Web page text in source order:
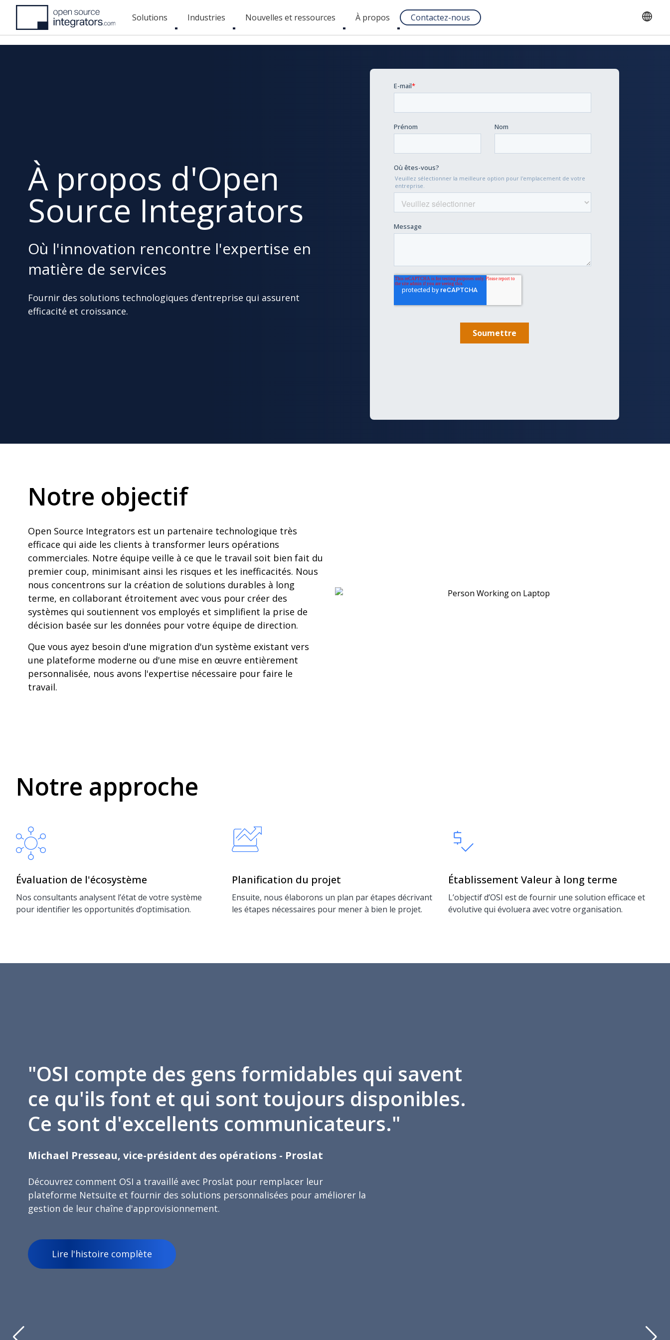
Aller
contenu
English
Español
Portuguese
Solutions
Toggle
submenu
Industries
Toggle
submenu
Nouvelles et ressources
Toggle
submenu
À propos
Toggle
submenu
Contactez-nous
À propos d'Open
Source Integrators
Où l'innovation rencontre l'expertise en
matière de services
Fournir des solutions technologiques d’entreprise qui assurent
efficacité et croissance.
Notre objectif
Open Source Integrators est un partenaire technologique très
efficace qui aide les clients à transformer leurs opérations
commerciales. Notre équipe veille à ce que le travail soit bien fait du
premier coup, minimisant ainsi les risques et les inefficacités. Nous
nous concentrons sur la création de solutions durables à long
terme, en collaborant étroitement avec vous pour créer des
systèmes qui soutiennent vos employés et simplifient la prise de
décision basée sur les données pour votre équipe de direction.
Que vous ayez besoin d'une migration d'un système existant vers
une plateforme moderne ou d'une mise en œuvre entièrement
personnalisée, nous avons l'expertise nécessaire pour faire le
travail.
Notre approche
Évaluation de l'écosystème
Nos consultants analysent l’état de votre système
pour identifier les opportunités d’optimisation.
Planification du projet
Ensuite, nous élaborons un plan par étapes décrivant
les étapes nécessaires pour mener à bien le projet.
Établissement Valeur à long terme
L’objectif d’OSI est de fournir une solution efficace et
évolutive qui évoluera avec votre organisation.
"OSI compte des gens formidables qui savent
ce qu'ils font et qui sont toujours disponibles.
Ce sont d'excellents communicateurs."
Michael Presseau, vice-président des opérations - Proslat
Découvrez comment OSI a travaillé avec Proslat pour remplacer leur
plateforme Netsuite et fournir des solutions personnalisées pour améliorer la
gestion de leur chaîne d'approvisionnement.
Lire l'histoire complète